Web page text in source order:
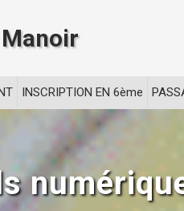
INSCRIPTION EN 6ème